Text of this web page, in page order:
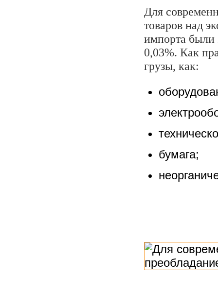
Для
товаров над
импорта были
0,03%. Как
грузы, как:
бумага;